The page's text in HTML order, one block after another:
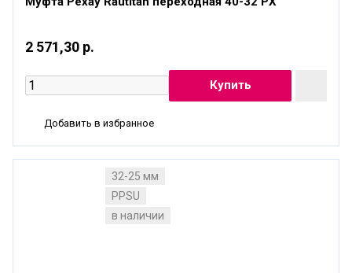
2 571,30 р.
Добавить в избранное
32-25 мм
PPSU
в наличии